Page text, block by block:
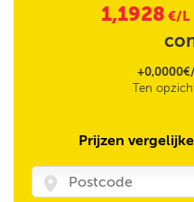
1,1928 €/L
Ten
Prijzen